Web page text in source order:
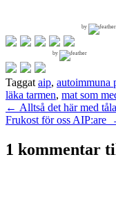
by
by
Taggat aip, autoimmuna
läka tarmen, mat som
← Alltså det här med
Frukost för oss AIP:are
1 kommentar